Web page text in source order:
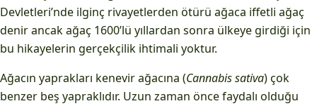
Devletleri’nde ilginç rivayetlerden ötürü ağaca iffetli ağaç
denir ancak ağaç 1600’lü yıllardan sonra ülkeye girdiği için
bu hikayelerin gerçekçilik ihtimali yoktur.
Ağacın yaprakları kenevir ağacına (Cannabis sativa) çok
benzer beş yapraklıdır. Uzun zaman önce faydalı olduğu